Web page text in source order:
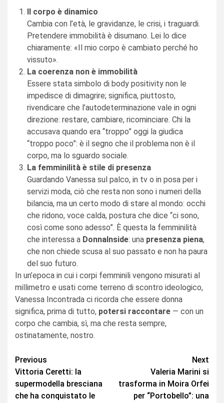
Il corpo è dinamico
Cambia con l’età, le gravidanze, le crisi, i traguardi.
Pretendere immobilità è disumano. Lei lo dice
chiaramente: «Il mio corpo è cambiato perché ho
vissuto».
La coerenza non è immobilità
Essere stata simbolo di body positivity non le
impedisce di dimagrire; significa, piuttosto,
rivendicare che l’autodeterminazione vale in ogni
direzione: restare, cambiare, ricominciare. Chi la
accusava quando era “troppo” oggi la giudica
“troppo poco”: è il segno che il problema non è il
corpo, ma lo sguardo sociale.
La femminilità è stile di presenza
Guardando Vanessa sul palco, in tv o in posa per i
servizi moda, ciò che resta non sono i numeri della
bilancia, ma un certo modo di stare al mondo: occhi
che ridono, voce calda, postura che dice “ci sono,
così come sono adesso”. È questa la femminilità
che interessa a DonnaInside: una presenza piena,
che non chiede scusa al suo passato e non ha paura
del suo futuro.
In un’epoca in cui i corpi femminili vengono misurati al
millimetro e usati come terreno di scontro ideologico,
Vanessa Incontrada ci ricorda che essere donna
significa, prima di tutto, potersi raccontare — con un
corpo che cambia, sì, ma che resta sempre,
ostinatamente, nostro.
Continue
Reading
Previous
Vittoria Ceretti: la
supermodella bresciana
che ha conquistato le
Next
Valeria Marini si
trasforma in Moira Orfei
per “Portobello”: una